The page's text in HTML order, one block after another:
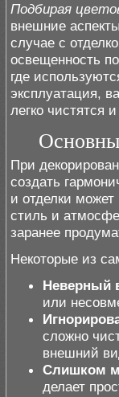
Подбирая
внешние
случае с
освещенность
где
эксплуатация,
легко чистятся
При
создать
и отделки
стиль и
заранее
Некоторые из
Неверный
или
сложно
внешний
Слишком
делает